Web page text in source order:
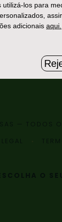
los para
adicionais aqui.